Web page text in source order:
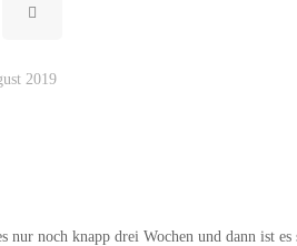
2019
nur noch knapp drei Wochen und dann ist